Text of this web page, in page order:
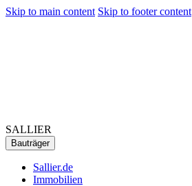
Skip to main content Skip to footer content
SALLIER
Bauträger
Sallier.de
Immobilien